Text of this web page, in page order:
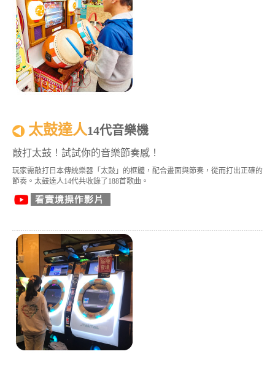
太鼓達人14代音樂機
敲打太鼓！試試你的音樂節奏感！
玩家需敲打日本傳統樂器「太鼓」的框體，配合畫面與節奏，從而打出正確的
節奏。太鼓達人14代共收錄了188首歌曲。